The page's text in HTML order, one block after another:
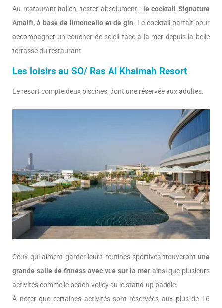
Au restaurant italien, tester absolument : le cocktail Signature
Amalfi, à base de limoncello et de gin. Le cocktail parfait pour
accompagner un coucher de soleil face à la mer depuis la belle
terrasse du restaurant.
Les loisirs au SO/ Ras Al Khaimah Resort
Le resort compte deux piscines, dont une réservée aux adultes.
Ceux qui aiment garder leurs routines sportives trouveront une
grande salle de fitness avec vue sur la mer ainsi que plusieurs
activités comme le beach-volley ou le stand-up paddle.
À noter que certaines activités sont réservées aux plus de 16